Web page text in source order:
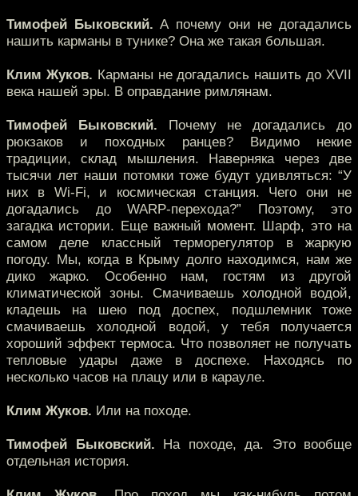
Тимофей Быковский. А почему они не догадались
нашить карманы в тунике? Она же такая большая.
Клим Жуков. Карманы не догадались нашить до XVII
века нашей эры. В оправдание римлянам.
Тимофей Быковский. Почему не догадались до
рюкзаков и походных ранцев? Видимо некие
традиции, склад мышления. Наверняка через две
тысячи лет наши потомки тоже будут удивляться: “У
них в Wi-Fi, и космическая станция. Чего они не
догадались до WARP-перехода?” Поэтому, это
загадка истории. Еще важный момент. Шарф, это на
самом деле классный терморегулятор в жаркую
погоду. Мы, когда в Крыму долго находимся, нам же
дико жарко. Особенно нам, гостям из другой
климатической зоны. Смачиваешь холодной водой,
кладешь на шею под доспех, подшлемник тоже
смачиваешь холодной водой, у тебя получается
хороший эффект термоса. Что позволяет не получать
тепловые удары даже в доспехе. Находясь по
несколько часов на плацу или в карауле.
Клим Жуков. Или на походе.
Тимофей Быковский. На походе, да. Это вообще
отдельная история.